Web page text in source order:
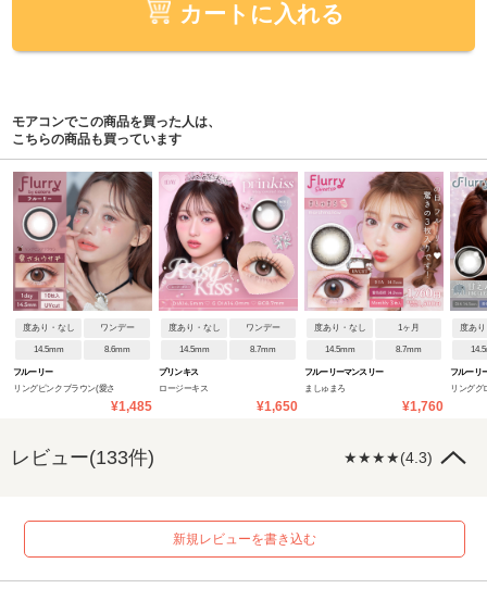
カートに入れる
モアコンでこの商品を買った人は、
こちらの商品も買っています
度あり・なし ワンデー
14.5mm 8.6mm
フルーリー
リングピンクブラウン(愛さ
¥1,485
度あり・なし ワンデー
14.5mm 8.7mm
プリンキス
ロージーキス
¥1,650
度あり・なし 1ヶ月
14.5mm 8.7mm
フルーリーマンスリー
ましゅまろ
¥1,760
度あ
フルーリ
リンググ
レビュー(133件) ★★★★(4.3)
新規レビューを書き込む